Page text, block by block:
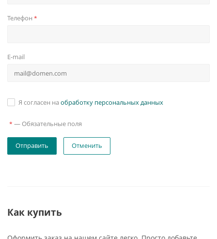
Телефон *
E-mail
Я согласен на обработку персональных данных
* — Обязательные поля
Отменить
Как купить